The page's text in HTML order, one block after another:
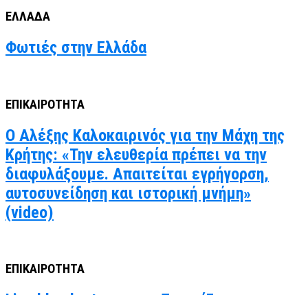
ΕΛΛΑΔΑ
Φωτιές στην Ελλάδα
ΕΠΙΚΑΙΡΟΤΗΤΑ
Ο Αλέξης Καλοκαιρινός για την Μάχη της
Κρήτης: «Την ελευθερία πρέπει να την
διαφυλάξουμε. Απαιτείται εγρήγορση,
αυτοσυνείδηση και ιστορική μνήμη»
(video)
ΕΠΙΚΑΙΡΟΤΗΤΑ